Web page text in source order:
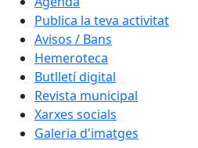
Publica la teva activitat
Avisos / Bans
Hemeroteca
Butlletí digital
Revista municipal
Xarxes socials
Galeria d'imatges